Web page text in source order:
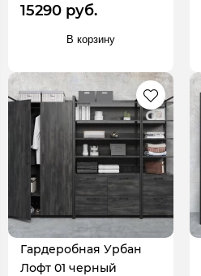
15290 руб.
В корзину
Гардеробная Урбан
Лофт 01 черный